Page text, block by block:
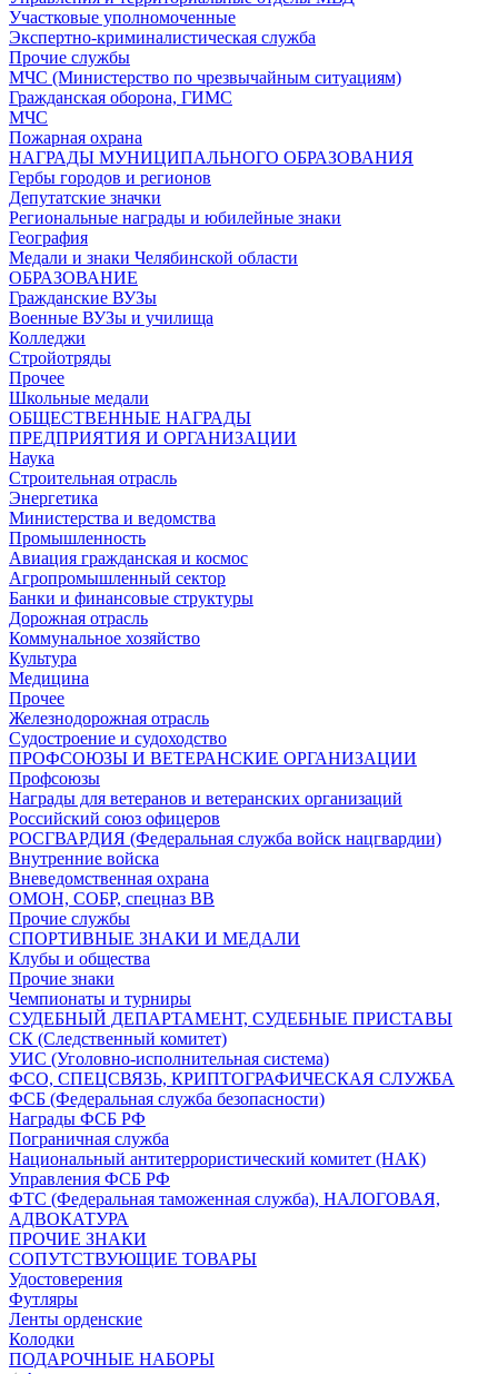
Участковые уполномоченные
Экспертно-криминалистическая служба
Прочие службы
МЧС (Министерство по чрезвычайным ситуациям)
Гражданская оборона, ГИМС
МЧС
Пожарная охрана
НАГРАДЫ МУНИЦИПАЛЬНОГО ОБРАЗОВАНИЯ
Гербы городов и регионов
Депутатские значки
Региональные награды и юбилейные знаки
География
Медали и знаки Челябинской области
ОБРАЗОВАНИЕ
Гражданские ВУЗы
Военные ВУЗы и училища
Колледжи
Стройотряды
Прочее
Школьные медали
ОБЩЕСТВЕННЫЕ НАГРАДЫ
ПРЕДПРИЯТИЯ И ОРГАНИЗАЦИИ
Наука
Строительная отрасль
Энергетика
Министерства и ведомства
Промышленность
Авиация гражданская и космос
Агропромышленный сектор
Банки и финансовые структуры
Дорожная отрасль
Коммунальное хозяйство
Культура
Медицина
Прочее
Железнодорожная отрасль
Судостроение и судоходство
ПРОФСОЮЗЫ И ВЕТЕРАНСКИЕ ОРГАНИЗАЦИИ
Профсоюзы
Награды для ветеранов и ветеранских организаций
Российский союз офицеров
РОСГВАРДИЯ (Федеральная служба войск нацгвардии)
Внутренние войска
Вневедомственная охрана
ОМОН, СОБР, спецназ ВВ
Прочие службы
СПОРТИВНЫЕ ЗНАКИ И МЕДАЛИ
Клубы и общества
Прочие знаки
Чемпионаты и турниры
СУДЕБНЫЙ ДЕПАРТАМЕНТ, СУДЕБНЫЕ ПРИСТАВЫ
СК (Следственный комитет)
УИС (Уголовно-исполнительная система)
ФСО, СПЕЦСВЯЗЬ, КРИПТОГРАФИЧЕСКАЯ СЛУЖБА
ФСБ (Федеральная служба безопасности)
Награды ФСБ РФ
Пограничная служба
Национальный антитеррористический комитет (НАК)
Управления ФСБ РФ
ФТС (Федеральная таможенная служба), НАЛОГОВАЯ,
АДВОКАТУРА
ПРОЧИЕ ЗНАКИ
СОПУТСТВУЮЩИЕ ТОВАРЫ
Удостоверения
Футляры
Ленты орденские
Колодки
ПОДАРОЧНЫЕ НАБОРЫ